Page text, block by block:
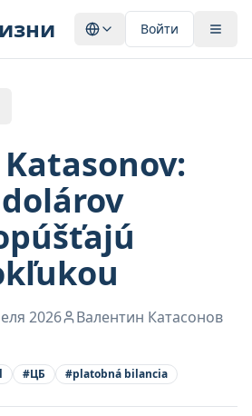
Войти
2026
Валентин Катасонов
#ЦБ #platobná bilancia